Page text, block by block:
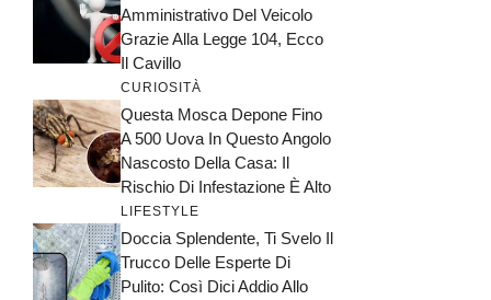
Amministrativo Del Veicolo
Grazie Alla Legge 104, Ecco
Il Cavillo
CURIOSITÀ
Questa Mosca Depone Fino
A 500 Uova In Questo Angolo
Nascosto Della Casa: Il
Rischio Di Infestazione È Alto
LIFESTYLE
Doccia Splendente, Ti Svelo Il
Trucco Delle Esperte Di
Pulito: Così Dici Addio Allo